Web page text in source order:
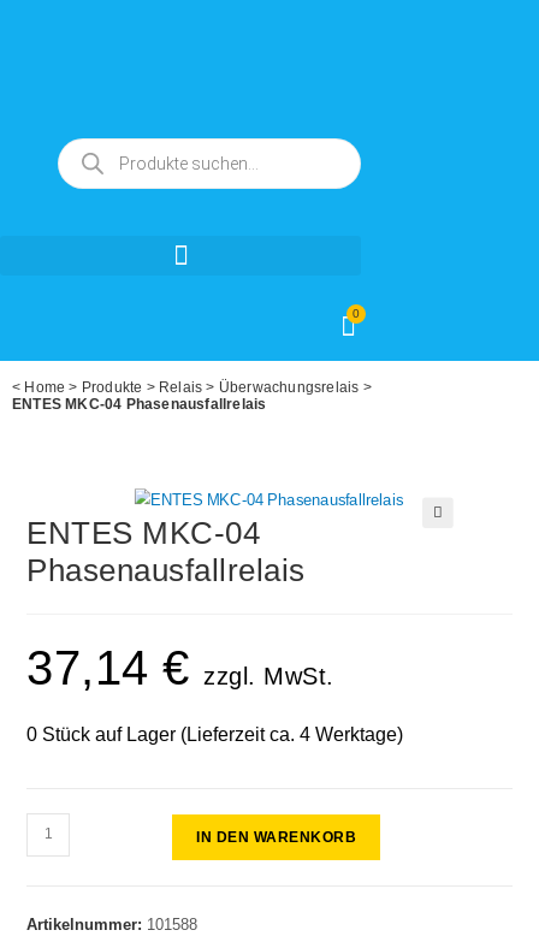
0
< Home > Produkte > Relais > Überwachungsrelais >
ENTES MKC-04 Phasenausfallrelais
ENTES MKC-04
Phasenausfallrelais
37,14€ zzgl. MwSt.
0 Stück auf Lager (Lieferzeit ca. 4 Werktage)
IN DEN WARENKORB
Artikelnummer: 101588